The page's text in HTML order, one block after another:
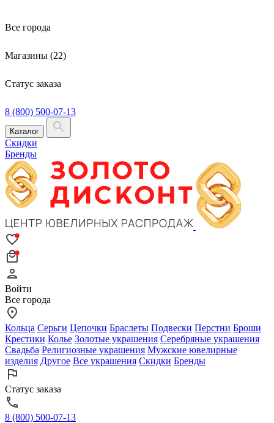
Все города
Магазины (22)
Статус заказа
8 (800) 500-07-13
Каталог
Скидки
Бренды
Войти
Все города
Кольца Серьги Цепочки Браслеты Подвески Перстни Броши
Крестики Колье Золотые украшения Серебряные украшения
Свадьба Религиозные украшения Мужские ювелирные
изделия Другое Все украшения Скидки Бренды
Статус заказа
8 (800) 500-07-13